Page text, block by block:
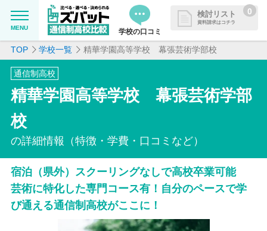
MENU 学校の口コミ
検討リスト
資料請求はコチラ
0
資料請求リストに追加しました
めて資料請求できます
MENU
学校を探したい
はじめての方へ
よくある質問
掲載を希望される学校様へ
TOP 学校一覧 精華学園高等学校 幕張芸術学部校
通信制高校
精華学園高等学校 幕張芸術学部
校
の詳細情報（特徴・学費・口コミなど）
宿泊（県外）スクーリングなしで高校卒業可能
芸術に特化した専門コース有！自分のペースで学
び通える通信制高校がここに！